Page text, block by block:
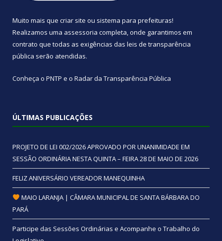
Muito mais que criar site ou sistema para prefeituras!
Realizamos uma assessoria completa, onde garantimos em
contrato que todas as exigências das leis de transparência
pública serão atendidas.
Conheça o PNTP e o Radar da Transparência Pública
ÚLTIMAS PUBLICAÇÕES
PROJETO DE LEI 002/2026 APROVADO POR UNANIMIDADE EM
SESSÃO ORDINÁRIA NESTA QUINTA – FEIRA 28 DE MAIO DE 2026
FELIZ ANIVERSÁRIO VEREADOR MANEQUINHA
MAIO LARANJA | CÂMARA MUNICIPAL DE SANTA BÁRBARA DO
PARÁ
Participe das Sessões Ordinárias e Acompanhe o Trabalho do